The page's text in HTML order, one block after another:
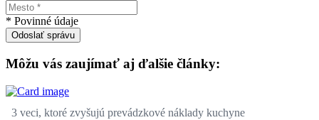
* Povinné údaje
Odoslať správu
Môžu vás zaujímať aj ďalšie články:
3 veci, ktoré zvyšujú prevádzkové náklady kuchyne